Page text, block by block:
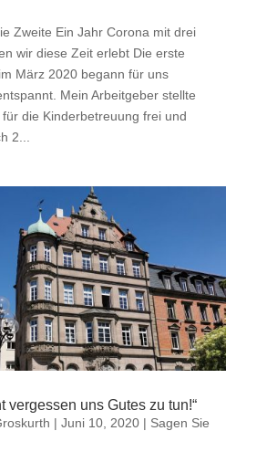
Zweite Ein Jahr Corona mit drei
wir diese Zeit erlebt Die erste
März 2020 begann für uns
Mein Arbeitgeber stellte
die Kinderbetreuung frei und
2...
vergessen uns Gutes zu tun!“
| Juni 10, 2020| Sagen Sie